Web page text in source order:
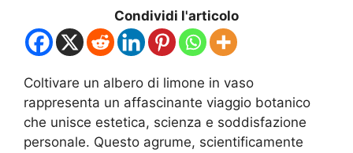
Condividi l'articolo
Coltivare un albero di limone in vaso
rappresenta un affascinante viaggio botanico
che unisce estetica, scienza e soddisfazione
personale. Questo agrume, scientificamente